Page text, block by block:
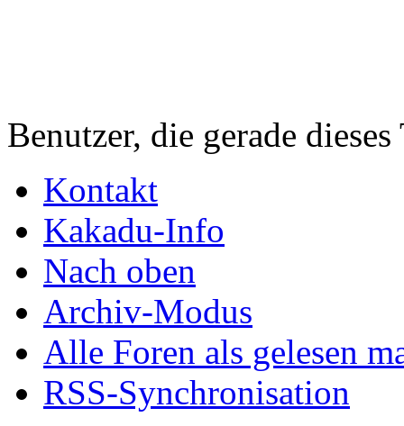
Benutzer, die gerade
Kontakt
Kakadu-Info
Nach oben
Archiv-Modus
Alle Foren als gelesen
RSS-Synchronisation